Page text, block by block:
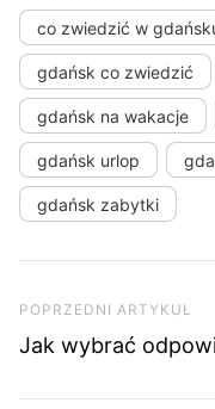
co zwiedzić w
gdańsk co zwiedzić
gdańsk na wakacje
gdańsk urlop
gdańsk zabytki
Poprzedni artykuł
POPRZEDNI ARTYKUŁ
Jak wybrać